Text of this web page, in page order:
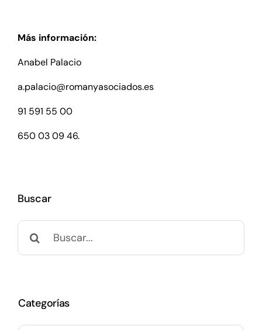
Más información:
Anabel Palacio
a.palacio@romanyasociados.es
91 591 55 00
650 03 09 46.
Buscar
Buscar:
Categorías